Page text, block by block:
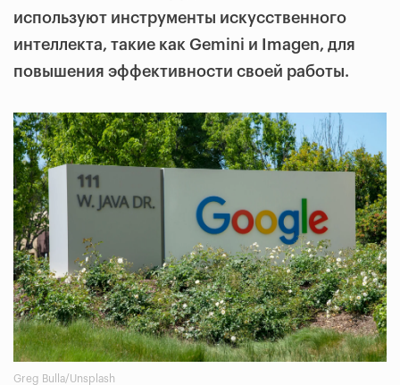
используют инструменты искусственного
интеллекта, такие как Gemini и Imagen, для
повышения эффективности своей работы.
Greg Bulla/Unsplash